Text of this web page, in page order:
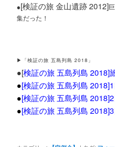
●[検証の旅 金山遺跡 2012]
集だった！
▶「検証の旅 五島列島 2018」
●[検証の旅 五島列島 2018]
●[検証の旅 五島列島
●[検証の旅 五島列島 2018]2
●[検証の旅 五島列島